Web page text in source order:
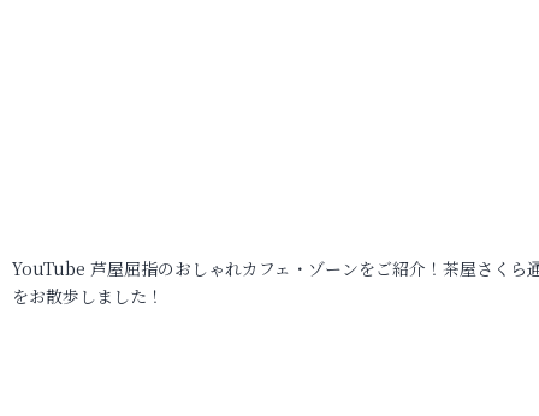
YouTube 芦屋屈指のおしゃれカフェ・ゾーンをご紹介！茶屋さくら
をお散歩しました！